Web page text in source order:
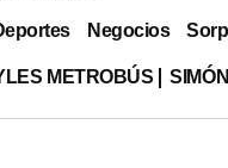
Negocios
METROBÚS